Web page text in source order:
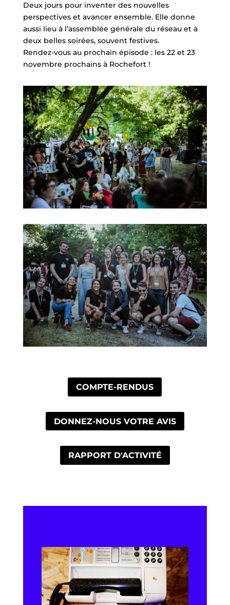
Deux jours pour inventer des nouvelles
perspectives et avancer ensemble. Elle donne
aussi lieu à l’assemblée générale du réseau et à
deux belles soirées, souvent festives.
Rendez-vous au prochain épisode : les 22 et 23
novembre prochains à Rochefort !
COMPTE-RENDUS
DONNEZ-NOUS VOTRE AVIS
RAPPORT D'ACTIVITÉ